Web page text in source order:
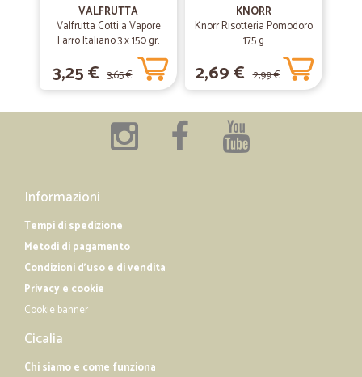
Sito molto chiaro e facilità inoltrare l’ordine. Velocissimo nella
consegna a domicilio
10/06/2019
—Paolo F.
VALFRUTTA
Valfrutta Cotti a Vapore
Farro Italiano 3 x 150 gr.
3,25 € 3,65 €
KNORR
Knorr Risotteria Pomodoro
175 g
2,69 € 2,99 €
Informazioni
Tempi di spedizione
Metodi di pagamento
Condizioni d'uso e di vendita
Privacy e cookie
Cookie banner
Cicalia
Chi siamo e come funziona